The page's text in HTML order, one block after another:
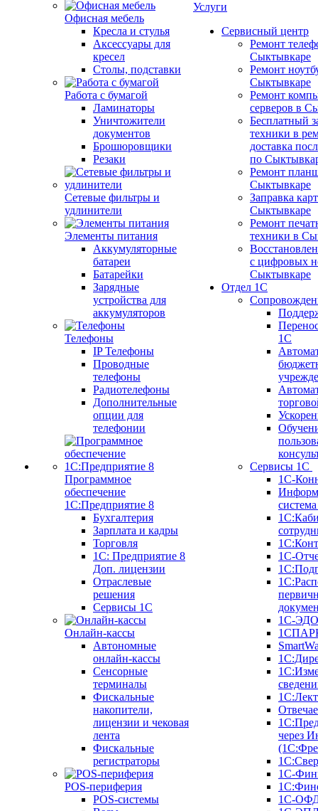
Офисная мебель
Кресла и стулья
Аксессуары для
кресел
Столы, подставки
Работа с бумагой
Ламинаторы
Уничтожители
документов
Брошюровщики
Резаки
Сетевые фильтры и
удлинители
Элементы питания
Аккумуляторные
батареи
Батарейки
Зарядные
устройства для
аккумуляторов
Телефоны
IP Телефоны
Проводные
телефоны
Радиотелефоны
Дополнительные
опции для
телефонии
Программное
обеспечение
1С:Предприятие 8
Бухгалтерия
Зарплата и кадры
Торговля
1C: Предприятие 8
Доп. лицензии
Отраслевые
решения
Сервисы 1С
Онлайн-кассы
Автономные
онлайн-кассы
Сенсорные
терминалы
Фискальные
накопители,
лицензии и чековая
лента
Фискальные
регистраторы
POS-периферия
POS-системы
Услуги
Сервисный центр
Ремонт
Сыктывкаре
Ремонт
Сыктывкаре
Ремонт
серверов в
Бесплатный
техники в
доставка
по
Ремонт
Сыктывкаре
Заправка
Сыктывкаре
Ремонт
техники в
с цифровых
Сыктывкаре
Отдел 1С
1С
Сервисы 1С
1С-
1С-
1С-ЭДО
через
1С-
1С-